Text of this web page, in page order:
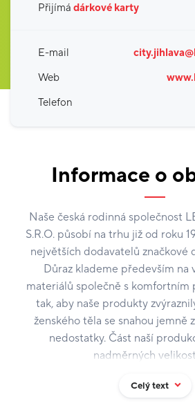
Přijímá dárkové karty
E-mail
Web
Telefon
Informace o
Naše česká rodinná společnost
S.R.O. působí na trhu již od roku
největších dodavatelů značkové
Důraz klademe především na
materiálů společně s komfortním
tak, aby naše produkty
ženského těla se snahou jemně
nedostatky. Část naší
nadměrných
Na naší prodejně vám
Celý text